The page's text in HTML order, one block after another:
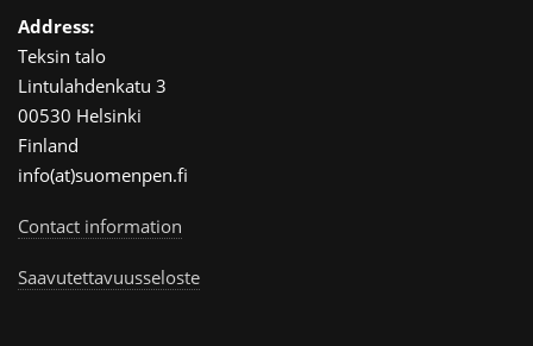
Address:
Teksin talo
Lintulahdenkatu 3
00530 Helsinki
Finland
info(at)suomenpen.fi
Contact information
Saavutettavuusseloste